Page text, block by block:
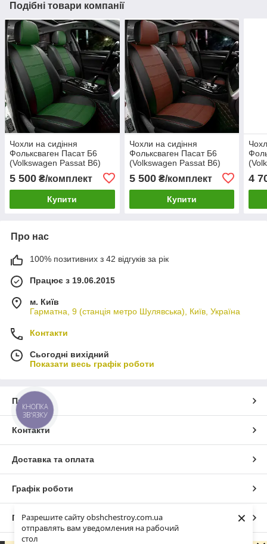
Разрешите сайту obshchestroy.com.ua
отправлять вам уведомления на рабочий
стол
×
Подібні товари компанії
Чохли на сидіння
Фольксваген Пасат Б6
(Volkswagen Passat B6)
екошкіри Чорно-зелений
5 500 ₴/комплект
Купити
Чохли на сидіння
Фольксваген Пасат Б6
(Volkswagen Passat B6)
екошкіри Чорно-
коричневий
5 500₴/комплект
Купити
4
Про нас
100% позитивних з 42 відгуків за рік
Працює з 19.06.2015
м. Київ
Гарматна, 9 (станція метро Шулявська), Київ, Україна
Контакти
Сьогодні вихідний
Показати весь графік роботи
Про нас
Контакти
Доставка та оплата
Графік роботи
Повна версія сайту
КНОПКА
ЗВ'ЯЗКУ